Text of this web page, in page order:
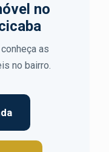
no
as
no bairro.